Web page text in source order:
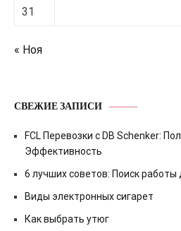
31
« Ноя
СВЕЖИЕ ЗАПИСИ
FCL Перевозки с DB Schenker:
Эффективность
6 лучших советов: Поиск
Виды электронных сигарет
Как выбрать утюг